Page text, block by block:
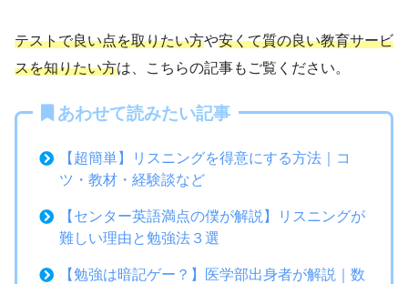
テストで良い点を取りたい方や安くて質の良い教育サービ
スを知りたい方は、こちらの記事もご覧ください。
あわせて読みたい記事
【超簡単】リスニングを得意にする方法｜コ
ツ・教材・経験談など
【センター英語満点の僕が解説】リスニングが
難しい理由と勉強法３選
【勉強は暗記ゲー？】医学部出身者が解説｜数